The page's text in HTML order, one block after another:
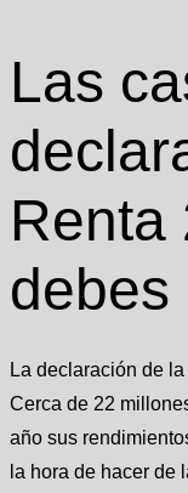
Las
Renta
debes
La declaración de
Cerca de 22
año sus
la hora de hacer de